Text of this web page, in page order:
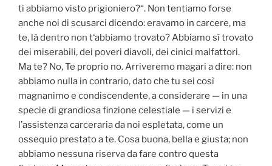
ti abbiamo visto prigioniero?“. Non tentiamo forse
anche noi di scusarci dicendo: eravamo in carcere, ma
te, là dentro non t‘abbiamo trovato? Abbiamo sì trovato
dei miserabili, dei poveri diavoli, dei cinici malfattori.
Ma te? No, Te proprio no. Arriveremo magari a dire: non
abbiamo nulla in contrario, dato che tu sei così
magnanimo e condiscendente, a considerare — in una
specie di grandiosa finzione celestiale — i servizi e
l’assistenza carceraria da noi espletata, come un
ossequio prestato a te. Cosa buona, bella e giusta; non
abbiamo nessuna riserva da fare contro questa